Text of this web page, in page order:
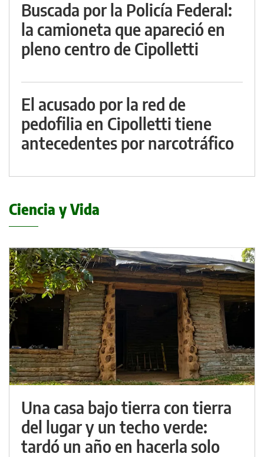
Buscada por la Policía Federal:
la camioneta que apareció en
pleno centro de Cipolletti
El acusado por la red de
pedofilia en Cipolletti tiene
antecedentes por narcotráfico
Ciencia y Vida
Una casa bajo tierra con tierra
del lugar y un techo verde:
tardó un año en hacerla solo